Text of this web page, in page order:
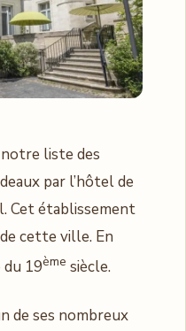
liste des
par l’hôtel de
Cet établissement
cette ville. En
19ème siècle.
de ses nombreux